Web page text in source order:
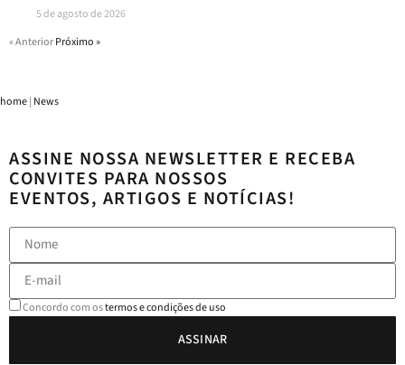
5 de agosto de 2026
« AnteriorPróximo »
home| News
ASSINE NOSSA NEWSLETTER E RECEBA
CONVITES PARA NOSSOS
EVENTOS, ARTIGOS E NOTÍCIAS!
Concordo com ostermos e condições de uso
ASSINAR